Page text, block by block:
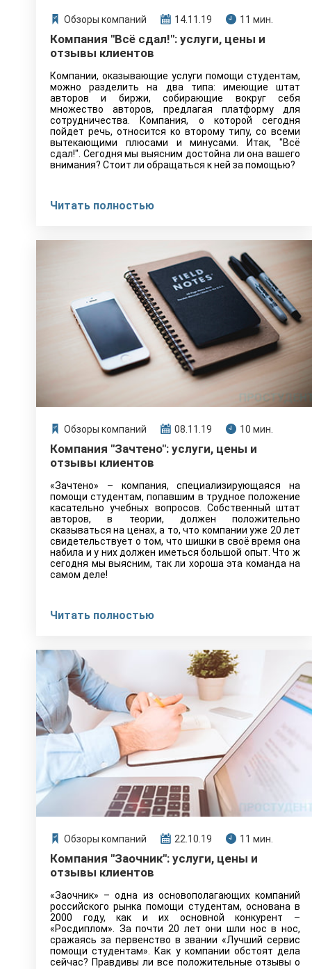
Обзоры компаний 14.11.19 11 мин.
Компания "Всё сдал!": услуги, цены и
отзывы клиентов
Компании, оказывающие услуги помощи студентам,
можно разделить на два типа: имеющие штат
авторов и биржи, собирающие вокруг себя
множество авторов, предлагая платформу для
сотрудничества. Компания, о которой сегодня
пойдет речь, относится ко второму типу, со всеми
вытекающими плюсами и минусами. Итак, "Всё
сдал!". Сегодня мы выясним достойна ли она вашего
внимания? Стоит ли обращаться к ней за помощью?
Читать полностью
Обзоры компаний 08.11.19 10 мин.
Компания "Зачтено": услуги, цены и
отзывы клиентов
«Зачтено» – компания, специализирующаяся на
помощи студентам, попавшим в трудное положение
касательно учебных вопросов. Собственный штат
авторов, в теории, должен положительно
сказываться на ценах, а то, что компании уже 20 лет
свидетельствует о том, что шишки в своё время она
набила и у них должен иметься большой опыт. Что ж
сегодня мы выясним, так ли хороша эта команда на
самом деле!
Читать полностью
Обзоры компаний 22.10.19 11 мин.
Компания "Заочник": услуги, цены и
отзывы клиентов
«Заочник» – одна из основополагающих компаний
российского рынка помощи студентам, основана в
2000 году, как и их основной конкурент –
«Росдиплом». За почти 20 лет они шли нос в нос,
сражаясь за первенство в звании «Лучший сервис
помощи студентам». Как у компании обстоят дела
сейчас? Правдивы ли все положительные отзывы о